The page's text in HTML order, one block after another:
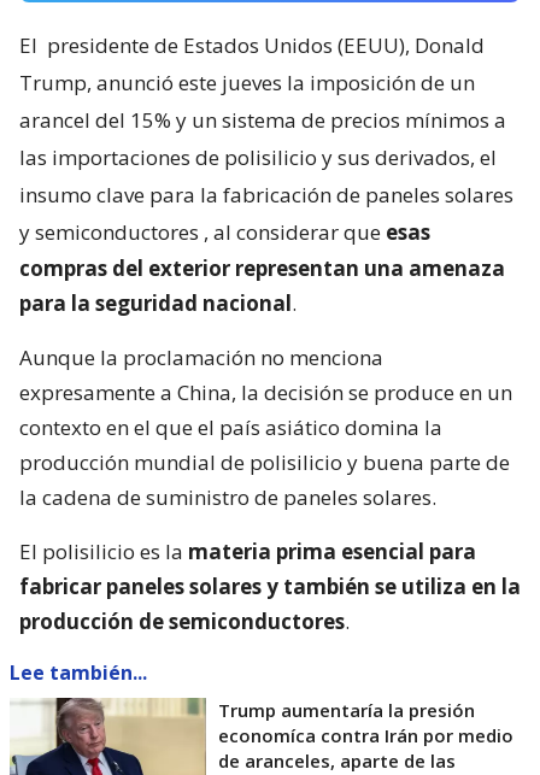
El presidente de Estados Unidos (EEUU), Donald
Trump, anunció este jueves la imposición de un
arancel del 15% y un sistema de precios mínimos a
las importaciones de polisilicio y sus derivados, el
insumo clave para la fabricación de paneles solares
y semiconductores , al considerar que esas
compras del exterior representan una amenaza
para la seguridad nacional.
Aunque la proclamación no menciona
expresamente a China, la decisión se produce en un
contexto en el que el país asiático domina la
producción mundial de polisilicio y buena parte de
la cadena de suministro de paneles solares.
El polisilicio es la materia prima esencial para
fabricar paneles solares y también se utiliza en la
producción de semiconductores.
Lee también...
Trump aumentaría la presión
economíca contra Irán por medio
de aranceles, aparte de las